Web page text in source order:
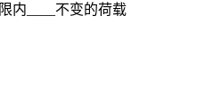
内____不变的荷载